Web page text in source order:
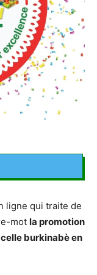
ligne qui traite de
mot la promotion
burkinabè en